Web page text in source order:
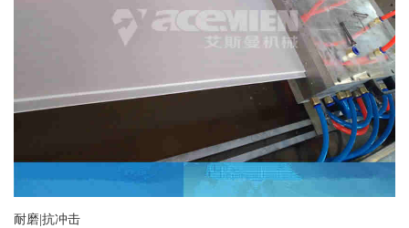
耐磨|抗冲击